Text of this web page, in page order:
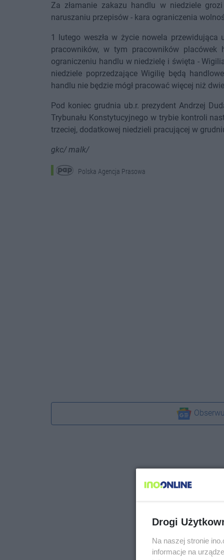
Za złamanie zakazu handlu w niedziele
naruszaniu przepisów - kara ograniczenia
1 lutego weszła w życie nowela
pracowników, w tym pracowników
ograniczeniu handlu w niedzielę i święta -
niedziele poprzedzające Wigilię będą
handlu nie będzie mógł pracować więcej niż
Pod koniec grudnia ub.r. prezydent Andrzej
Trybunału Konstytucyjnego w trybie kontroli
trzeciej, dodatkowej niedzieli pracującej w
gkc/ malk/
Polska Agencja Prasowa
Drogi
Na naszej stronie
informacje na